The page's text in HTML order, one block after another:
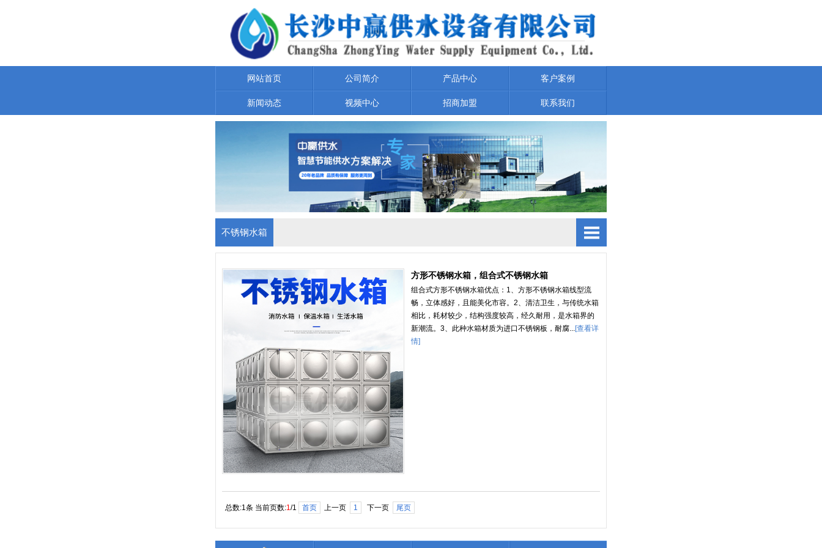
网站首页 公司简介 产品中心 客户案例
新闻动态 视频中心 招商加盟 联系我们
不锈钢水箱
变频供水设备
恒压供水设备
一体化智慧泵房
方形不锈钢水箱，组合式不锈钢水箱
组合式方形不锈钢水箱优点：1、方形不锈钢水箱线型流
畅，立体感好，且能美化市容。2、清洁卫生，与传统水箱
相比，耗材较少，结构强度较高，经久耐用，是水箱界的
新潮流。3、此种水箱材质为进口不锈钢板，耐腐...[查看详
情]
总数:1条 当前页数:1 /1 首页 上一页 1 下一页 尾页